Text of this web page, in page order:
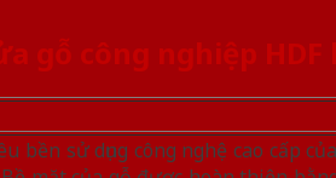
gỗ công nghiệp HDF
bền sử dụng công nghệ cao cấp